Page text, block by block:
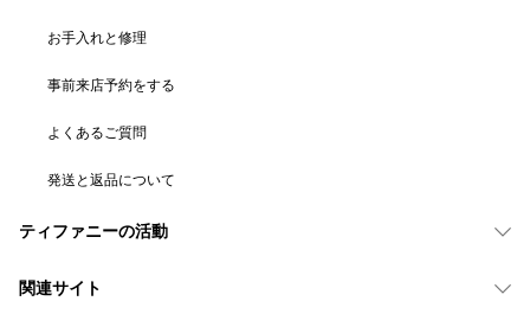
お手入れと修理
事前来店予約をする
よくあるご質問
発送と返品について
ティファニーの活動
関連サイト